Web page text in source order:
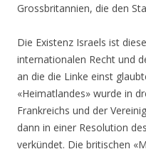
Grossbritannien, die den
Die Existenz Israels ist
internationalen Recht und
an die die Linke einst
«Heimatlandes» wurde in
Frankreichs und der
dann in einer Resolution
verkündet. Die britischen